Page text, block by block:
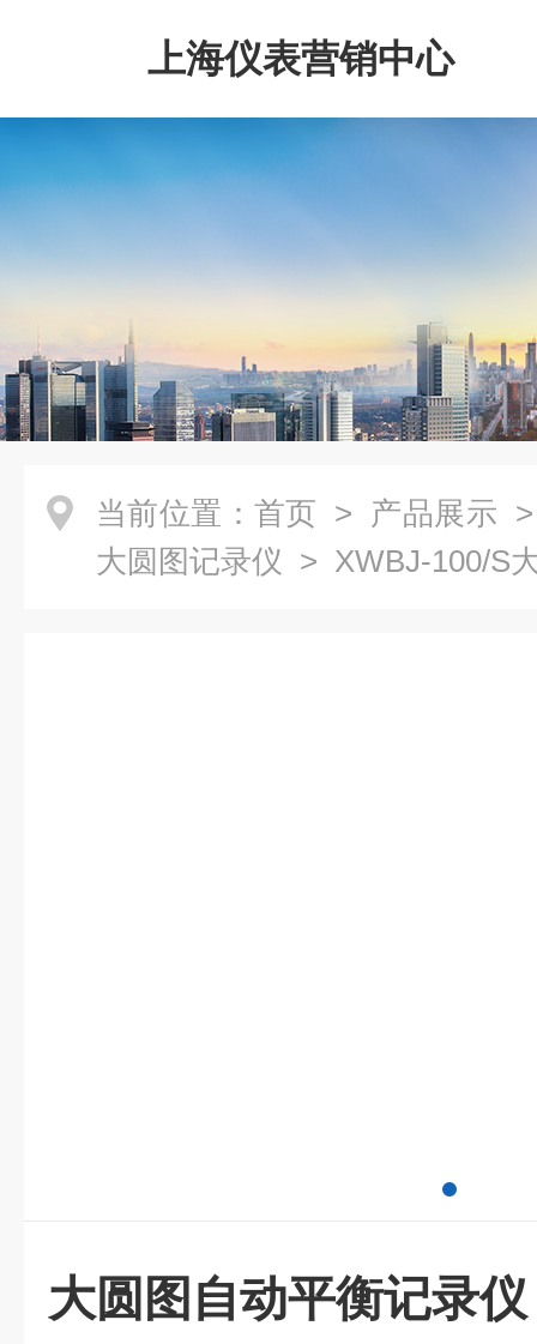
上海仪表营销中心
当前位置： 首页 > 产品展示
大圆图记录仪 > XWBJ-100/S
大圆图自动平衡记录仪